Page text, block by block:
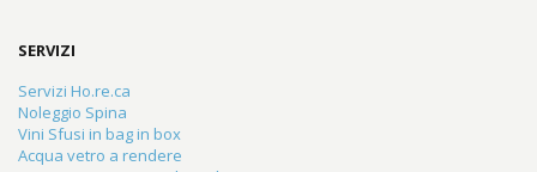
SERVIZI
Servizi Ho.re.ca
Noleggio Spina
Vini Sfusi in bag in box
Acqua vetro a rendere